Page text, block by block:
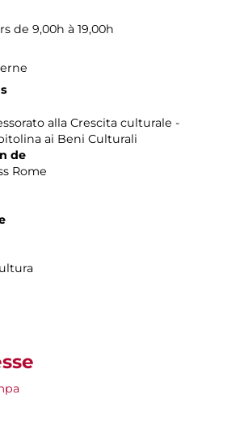
de 9,00h à 19,00h
alla Crescita culturale -
ai Beni Culturali
de
Rome